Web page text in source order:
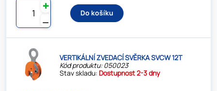
⚊
✚
Do košíku
VERTIKÁLNÍ ZVEDACÍ SVĚRKA SVCW 12T
Kód produktu: 050023
Stav skladu: Dostupnost 2-3 dny